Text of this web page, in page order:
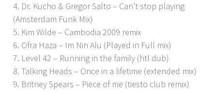
4. Dr. Kucho & Gregor Salto – Can’t stop playing
(Amsterdam Funk Mix)
5. Kim Wilde – Cambodia 2009 remix
6. Ofra Haza – Im Nin Alu (Played in Full mix)
7. Level 42 – Running in the family (htl dub)
8. Talking Heads – Once in a lifetime (extended mix)
9. Britney Spears – Piece of me (tiesto club remix)